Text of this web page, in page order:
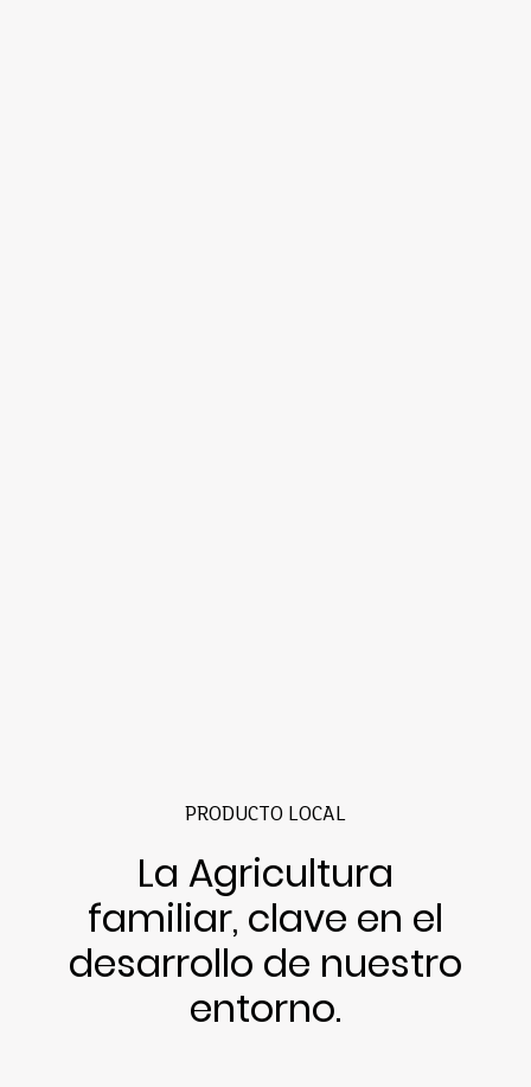
PRODUCTO LOCAL
La Agricultura
familiar, clave en el
desarrollo de nuestro
entorno.